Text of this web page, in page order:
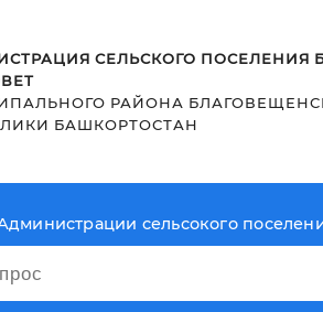
СЕЛЬСКОГО ПОСЕЛЕНИЯ
РАЙОНА
БАШКОРТОСТАН
сельсокого